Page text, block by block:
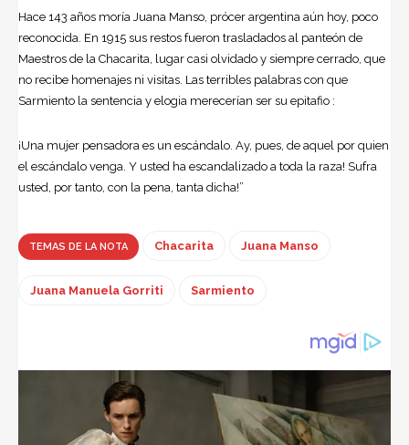
Hace 143 años moría Juana Manso, prócer argentina aún hoy, poco
reconocida. En 1915 sus restos fueron trasladados al panteón de
Maestros de la Chacarita , lugar casi olvidado y siempre cerrado, que
no recibe homenajes ni visitas. Las terribles palabras con que
Sarmiento la sentencia y elogia merecerían ser su epitafio :
¡Una mujer pensadora es un escándalo. Ay, pues, de aquel por quien
el escándalo venga. Y usted ha escandalizado a toda la raza! Sufra
usted, por tanto, con la pena, tanta dicha!”
TEMAS DE LA NOTA Chacarita Juana Manso
Juana Manuela Gorriti Sarmiento